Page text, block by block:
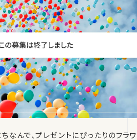
なんで、プレゼントにぴったりのフラワ